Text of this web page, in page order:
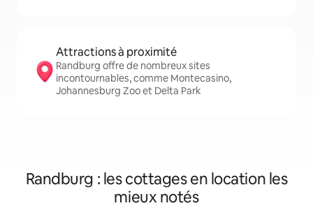
Attractions à proximité
Randburg offre de nombreux sites
incontournables, comme Montecasino,
Johannesburg Zoo et Delta Park
Randburg : les cottages en location les
mieux notés